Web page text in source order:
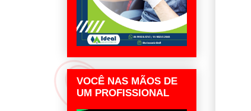
VOCÊ NAS MÃOS DE
UM PROFISSIONAL